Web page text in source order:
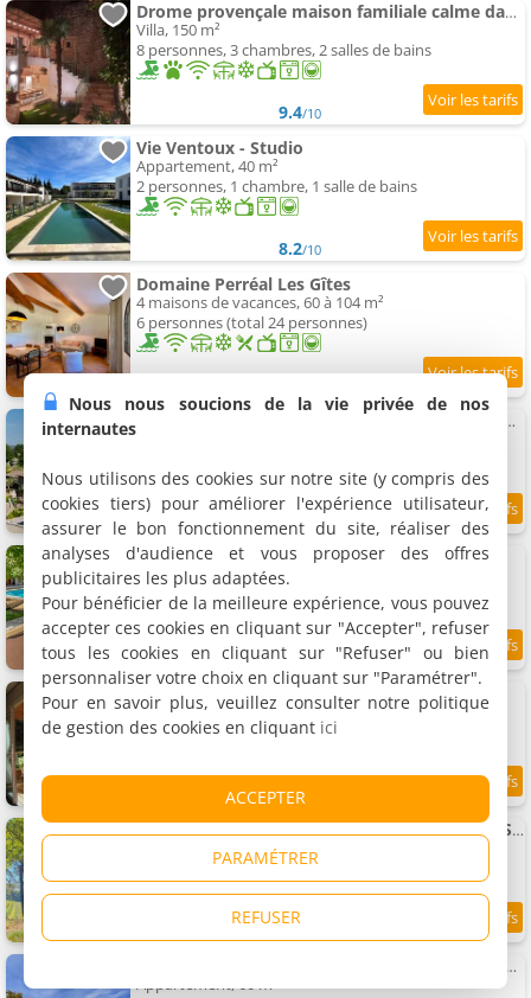
Drome provençale maison familiale calme dans village
Villa, 150 m²
8 personnes, 3 chambres, 2 salles de bains
9.4/10
Vie Ventoux - Studio
Appartement, 40 m²
2 personnes, 1 chambre, 1 salle de bains
8.2/10
Domaine Perréal Les Gîtes
4 maisons de vacances, 60 à 104 m²
6 personnes (total 24 personnes)
Mas des Anges - Bastide de 5 chambres avec piscine
8/10
Gite de ninon avec piscine Bio uv
Gîte, 40 m²
2 personnes, 1 chambre, 1 salle de bains
9.4/10
Gîte de L 'Ocre View
Gîte, 35 m²
5 personnes, 2 chambres, 1 salle de bains
7.9/10
La Ruche aux Vins mille Senteurs - Terres du Sud
Location de vacances, 14 m²
3 personnes, 1 chambre, 1 salle de bains
8.9
Appartement Le ciel du Palais - Intramuros - 2 ch - Wifi
Appartement, 60 m²
Nous nous soucions de la vie privée de nos
internautes
Nous utilisons des cookies sur notre site (y compris des
cookies tiers) pour améliorer l'expérience utilisateur,
assurer le bon fonctionnement du site, réaliser des
analyses d'audience et vous proposer des offres
publicitaires les plus adaptées.
Pour bénéficier de la meilleure expérience, vous pouvez
accepter ces cookies en cliquant sur "Accepter", refuser
tous les cookies en cliquant sur "Refuser" ou bien
personnaliser votre choix en cliquant sur "Paramétrer".
Pour en savoir plus, veuillez consulter notre politique
de gestion des cookies en cliquant ici
ACCEPTER
PARAMÉTRER
REFUSER